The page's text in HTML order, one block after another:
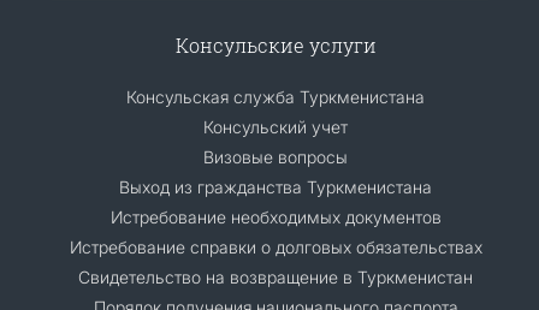
Консульские услуги
Консульская служба Туркменистана
Консульский учет
Визовые вопросы
Выход из гражданства Туркменистана
Истребование необходимых документов
Истребование справки о долговых обязательствах
Свидетельство на возвращение в Туркменистан